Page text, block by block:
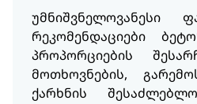
უმნიშვნელოვანესი
რეკომენდაციები
პროპორციების
მოთხოვნების,
ქარხნის